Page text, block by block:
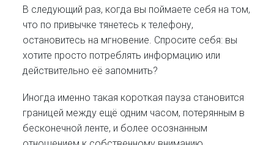
В следующий раз, когда вы поймаете себя на том,
что по привычке тянетесь к телефону,
остановитесь на мгновение. Спросите себя: вы
хотите просто потреблять информацию или
действительно её запомнить?
Иногда именно такая короткая пауза становится
границей между ещё одним часом, потерянным в
бесконечной ленте, и более осознанным